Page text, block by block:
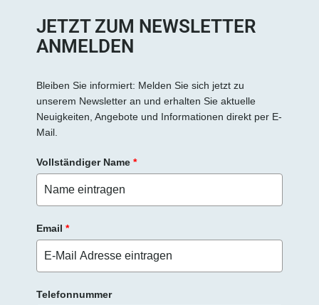
JETZT ZUM NEWSLETTER
ANMELDEN
Bleiben Sie informiert: Melden Sie sich jetzt zu
unserem Newsletter an und erhalten Sie aktuelle
Neuigkeiten, Angebote und Informationen direkt per E-
Mail.
Vollständiger Name *
Email *
Telefonnummer